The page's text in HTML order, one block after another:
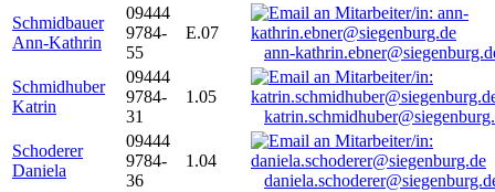
Schmidbauer
Ann-Kathrin
09444
9784-
55
E.07
ann-
Schmidhuber
Katrin
09444
9784-
31
1.05
Schoderer
Daniela
09444
9784-
36
1.04